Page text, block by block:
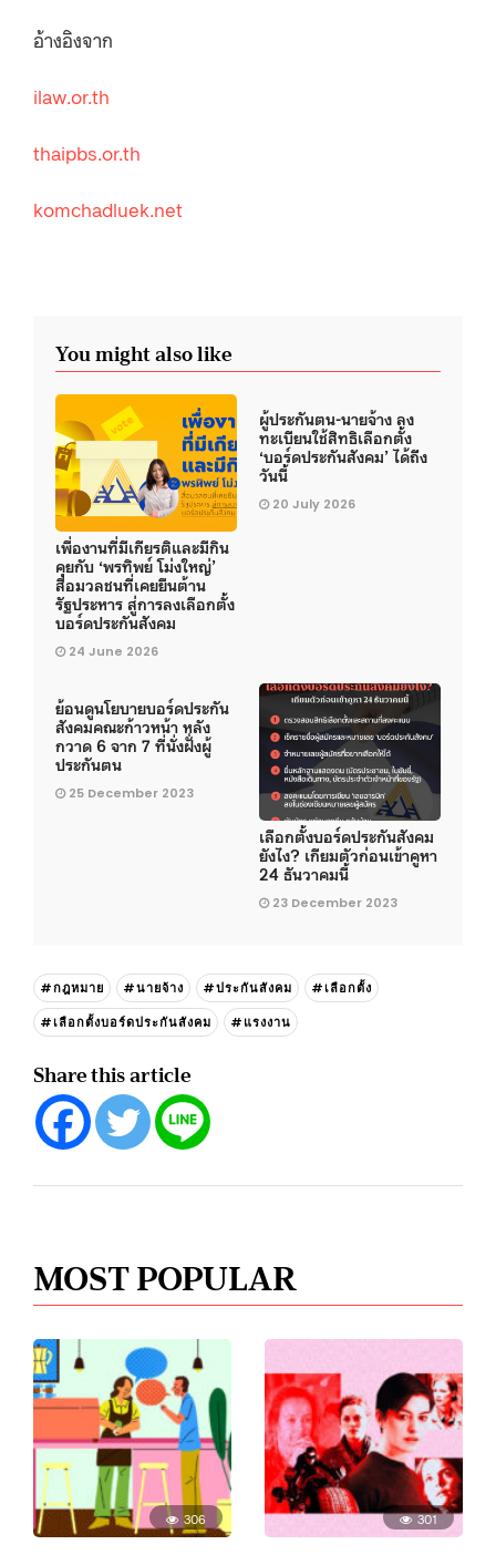
อ้างอิงจาก
ilaw.or.th
thaipbs.or.th
komchadluek.net
You might also like
เพื่องานที่มีเกียรติและมีกิน
คุยกับ ‘พรทิพย์ โม่งใหญ่’
สื่อมวลชนที่เคยยืนต้าน
รัฐประหาร สู่การลงเลือกตั้ง
บอร์ดประกันสังคม
24 June 2026
ผู้ประกันตน-นายจ้าง ลง
ทะเบียนใช้สิทธิเลือกตั้ง
‘บอร์ดประกันสังคม’ ได้ถึง
วันนี้
20 July 2026
ย้อนดูนโยบายบอร์ดประกัน
สังคมคณะก้าวหน้า หลัง
กวาด 6 จาก 7 ที่นั่งฝั่งผู้
ประกันตน
25 December 2023
เลือกตั้งบอร์ดประกันสังคม
ยังไง? เกียมตัวก่อนเข้าคูหา
24 ธันวาคมนี้
23 December 2023
#กฎหมาย #นายจ้าง #ประกันสังคม
#เลือกตั้ง
#เลือกตั้งบอร์ดประกันสังคม
#แรงงาน
Share this article
MOST POPULAR
306 301